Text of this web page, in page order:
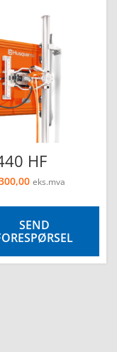
HF
eks.mva
SEND